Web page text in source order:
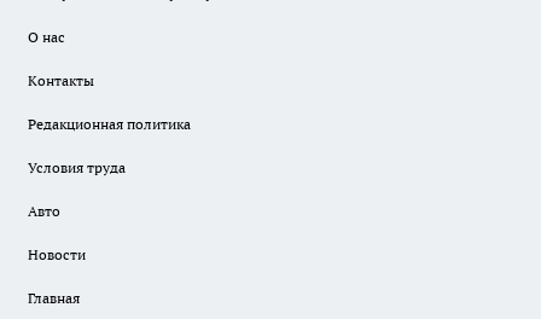
О нас
Контакты
Редакционная политика
Условия труда
Авто
Новости
Главная